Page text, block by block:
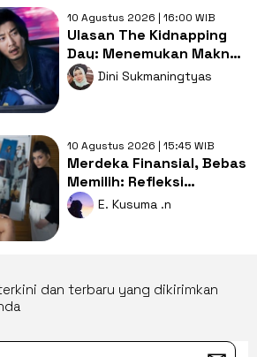
10 Agustus 2026 | 16:00 WIB
Ulasan The Kidnapping
Day: Menemukan Makna
Keluarga dari Kisah
Penculikan
Dini Sukmaningtyas
10 Agustus 2026 | 15:45 WIB
Merdeka Finansial, Bebas
Memilih: Refleksi
Perempuan Pekerja di
HUT ke-81 RI
E. Kusuma .n
dan terbaru yang dikirimkan